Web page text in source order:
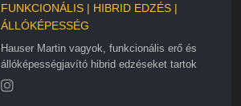
FUNKCIONÁLIS | HIBRID EDZÉS |
ÁLLÓKÉPESSÉG
Hauser Martin vagyok, funkcionális erő és
állóképességjavító hibrid edzéseket tartok